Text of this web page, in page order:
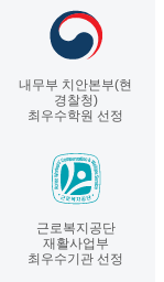
내무부 치안본부(현
경찰청)
최우수학원 선정
근로복지공단
재활사업부
최우수기관 선정